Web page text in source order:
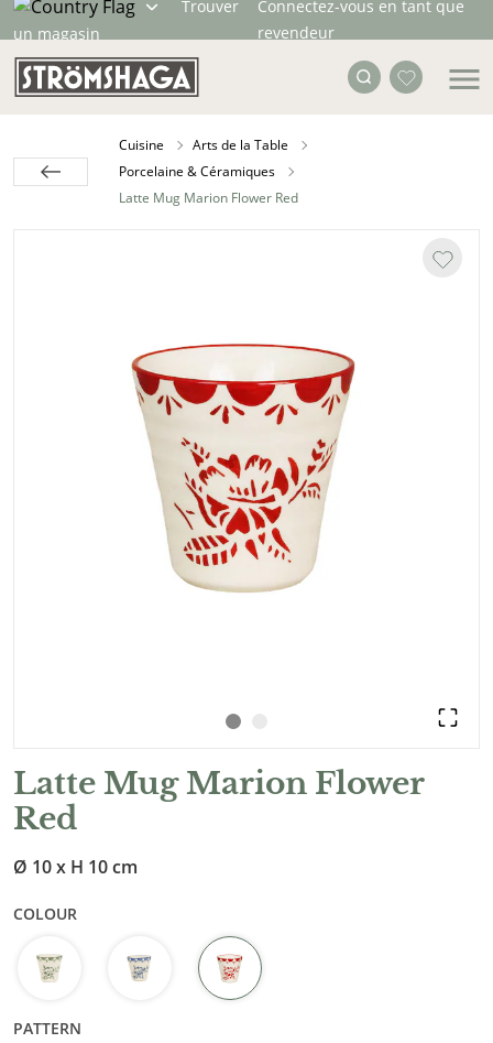
Trouver
un magasin
Connectez-vous en tant que
revendeur
Cuisine
Arts de la Table
Porcelaine & Céramiques
Latte Mug Marion Flower Red
Latte Mug Marion Flower
Red
Ø 10 x H 10 cm
COLOUR
PATTERN